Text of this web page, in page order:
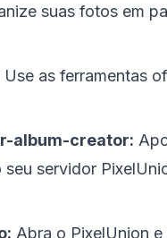
suas fotos em
Use as ferramentas
album-creator:
servidor
Abra o PixelUnion